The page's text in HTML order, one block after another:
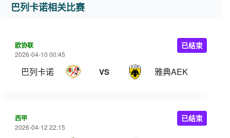
巴列卡诺相关比赛
欧协联
2026-04-10 00:45
巴列卡诺 VS 雅典AEK
已结束
西甲
2026-04-12 22:15
已结束